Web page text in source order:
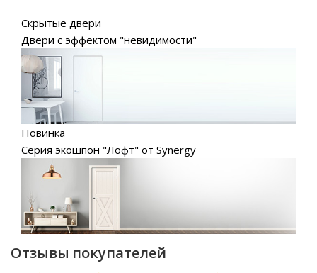
Скрытые двери
Двери с эффектом "невидимости"
Новинка
Серия экошпон "Лофт" от Synergy
Отзывы покупателей